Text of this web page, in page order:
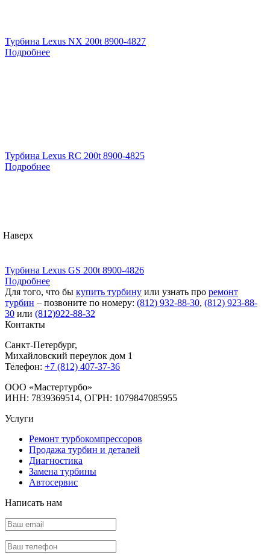
Турбина Lexus NX 200t 8900-4827
Подробнее
Турбина Lexus RC 200t 8900-4825
Подробнее
Турбина Lexus GS 200t 8900-4826
Подробнее
Для того, что бы купить турбину или узнать про ремонт
турбин – позвоните по номеру: (812) 932-88-30, (812) 923-88-
30 или (812)922-88-32
Контакты
Санкт-Петербург,
Михайловский переулок дом 1
Телефон: +7 (812) 407-37-36
OOO «Мастертурбо»
ИНН: 7839369514, ОГРН: 1079847085955
Услуги
Ремонт турбокомпрессоров
Продажа турбин и деталей
Диагностика
Замена турбины
Автосервис
Написать нам
Наверх